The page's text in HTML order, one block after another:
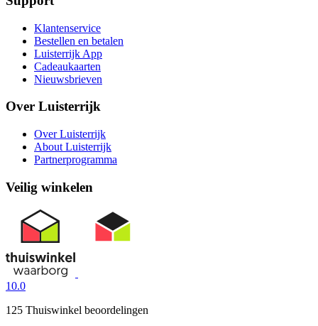
Klantenservice
Bestellen en betalen
Luisterrijk App
Cadeaukaarten
Nieuwsbrieven
Over Luisterrijk
Over Luisterrijk
About Luisterrijk
Partnerprogramma
Veilig winkelen
10.0
125 Thuiswinkel beoordelingen